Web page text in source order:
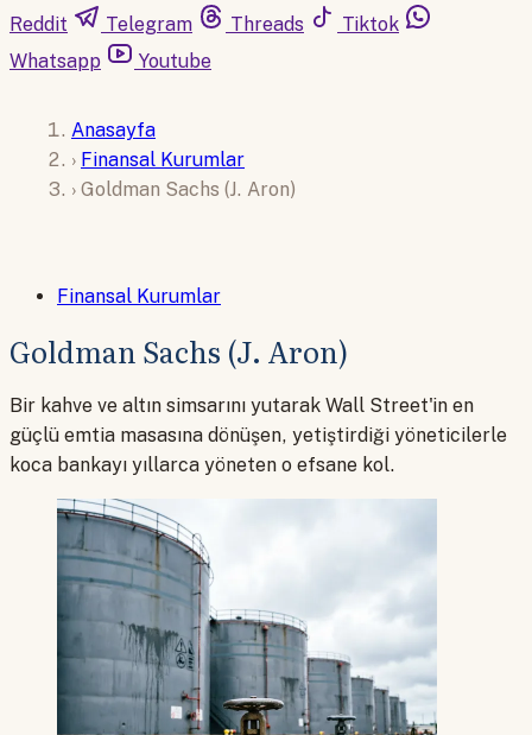
Reddit
Telegram Threads
Tiktok
Whatsapp
Youtube
Anasayfa
› Finansal Kurumlar
› Goldman Sachs (J. Aron)
Finansal Kurumlar
Goldman Sachs (J. Aron)
Bir kahve ve altın simsarını yutarak Wall Street'in en
güçlü emtia masasına dönüşen, yetiştirdiği yöneticilerle
koca bankayı yıllarca yöneten o efsane kol.